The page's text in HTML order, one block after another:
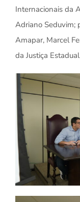
Internacionais da
Adriano Seduvim;
Amapar, Marcel
da Justiça